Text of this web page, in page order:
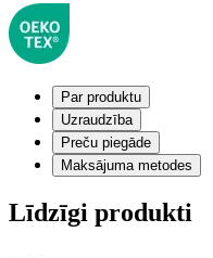
Par produktu
Uzraudzība
Preču piegāde
Maksājuma metodes
Līdzīgi produkti